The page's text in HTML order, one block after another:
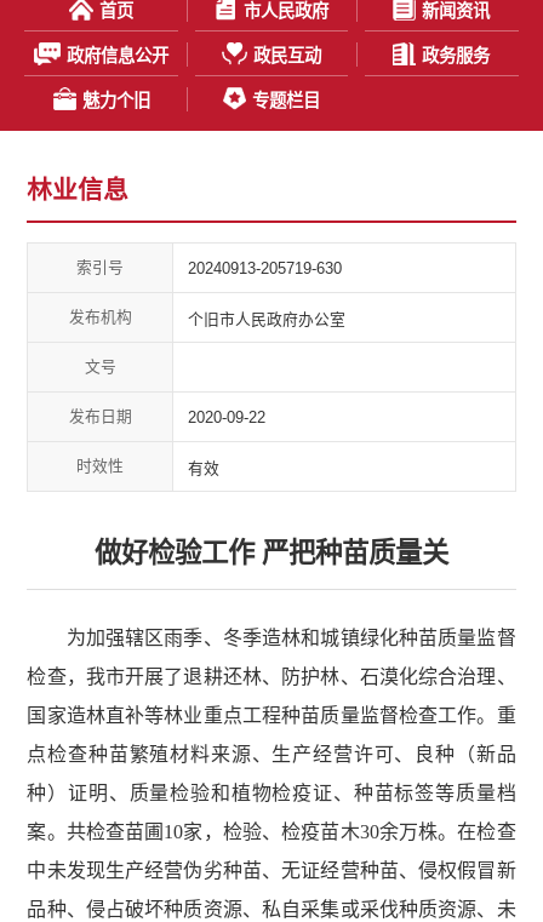
首页 市人民政府 新闻资讯
政府信息公开 政民互动 政务服务
魅力个旧 专题栏目
林业信息
索引号 20240913-205719-630
发布机构 个旧市人民政府办公室
文号
发布日期 2020-09-22
时效性 有效
做好检验工作 严把种苗质量关
为加强辖区雨季、冬季造林和城镇绿化种苗质量监督
检查，我市开展了退耕还林、防护林、石漠化综合治理、
国家造林直补等林业重点工程种苗质量监督检查工作。重
点检查种苗繁殖材料来源、生产经营许可、良种（新品
种）证明、质量检验和植物检疫证、种苗标签等质量档
案。共检查苗圃10家，检验、检疫苗木30余万株。在检查
中未发现生产经营伪劣种苗、无证经营种苗、侵权假冒新
品种、侵占破坏种质资源、私自采集或采伐种质资源、未